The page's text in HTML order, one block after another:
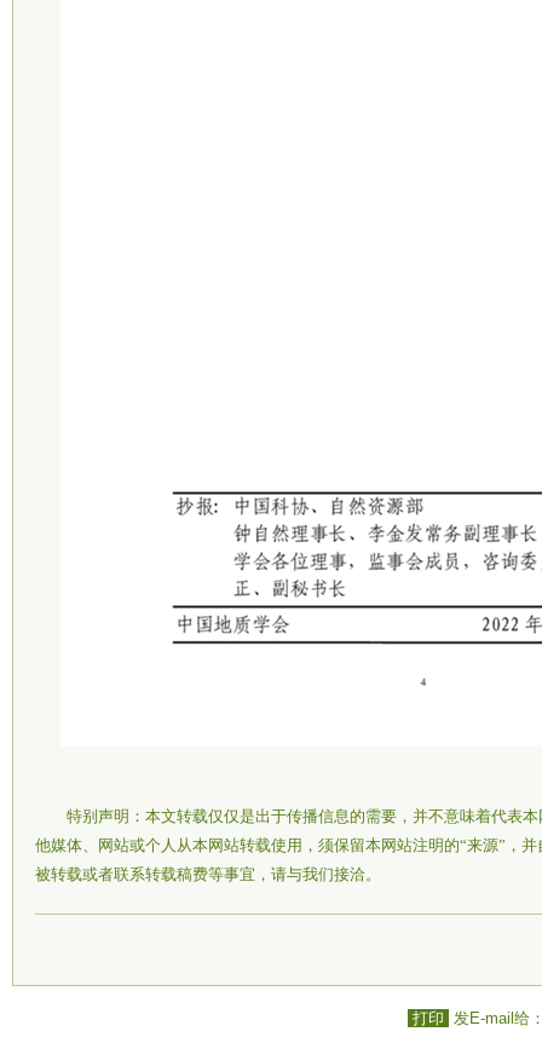
特别声明：本文转载仅仅是出于传播信息的需要，并不意味着代表
他媒体、网站或个人从本网站转载使用，须保留本网站注明的“来源”，
被转载或者联系转载稿费等事宜，请与我们接洽。
打印 发E-mail给